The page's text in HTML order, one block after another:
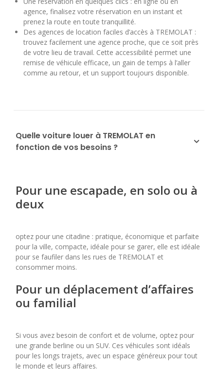
agence, finalisez votre réservation en un instant et
prenez la route en toute tranquillité.
Des agences de location faciles d’accès à TREMOLAT :
trouvez facilement une agence proche, que ce soit près
de votre lieu de travail. Cette accessibilité permet une
remise de véhicule efficace, un gain de temps à l’aller
comme au retour, et un support toujours disponible.
Quelle voiture louer à TREMOLAT en
fonction de vos besoins ?
Pour une escapade, en solo ou à
deux
optez pour une citadine : pratique, économique et parfaite
pour la ville, compacte, idéale pour se garer, elle est idéale
pour se faufiler dans les rues de TREMOLAT et
consommer moins.
Pour un déplacement d’affaires
ou familial
Si vous avez besoin de confort et de volume, optez pour
une grande berline ou un SUV. Ces véhicules sont idéals
pour les longs trajets, avec un espace généreux pour tout
le monde et leurs affaires.